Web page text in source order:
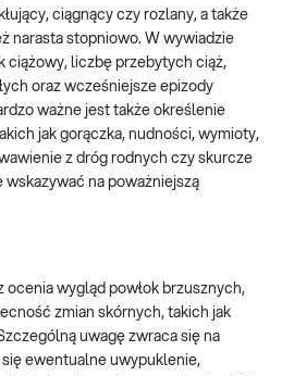
ciągnący czy rozlany, a także
narasta stopniowo. W wywiadzie
ciążowy, liczbę przebytych ciąż,
oraz wcześniejsze epizody
ważne jest także określenie
jak gorączka, nudności, wymioty,
z dróg rodnych czy skurcze
na poważniejszą
ocenia wygląd powłok brzusznych,
zmian skórnych, takich jak
uwagę zwraca się na
ewentualne uwypuklenie,